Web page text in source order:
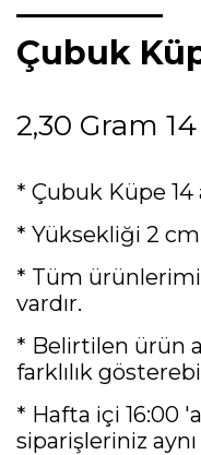
Çubuk
2,30 Gram
* Çubuk Küpe 14
* Yüksekliği 2
* Tüm
vardır.
* Belirtilen ürün
farklılık
* Hafta içi 16:00
siparişleriniz